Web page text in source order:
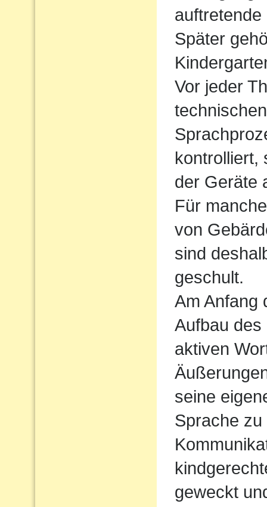
Später
Vor jeder
kontrolliert,
der Geräte
Für
von
sind
geschult.
Am Anfang
Aufbau
aktiven
seine
Sprache
geweckt